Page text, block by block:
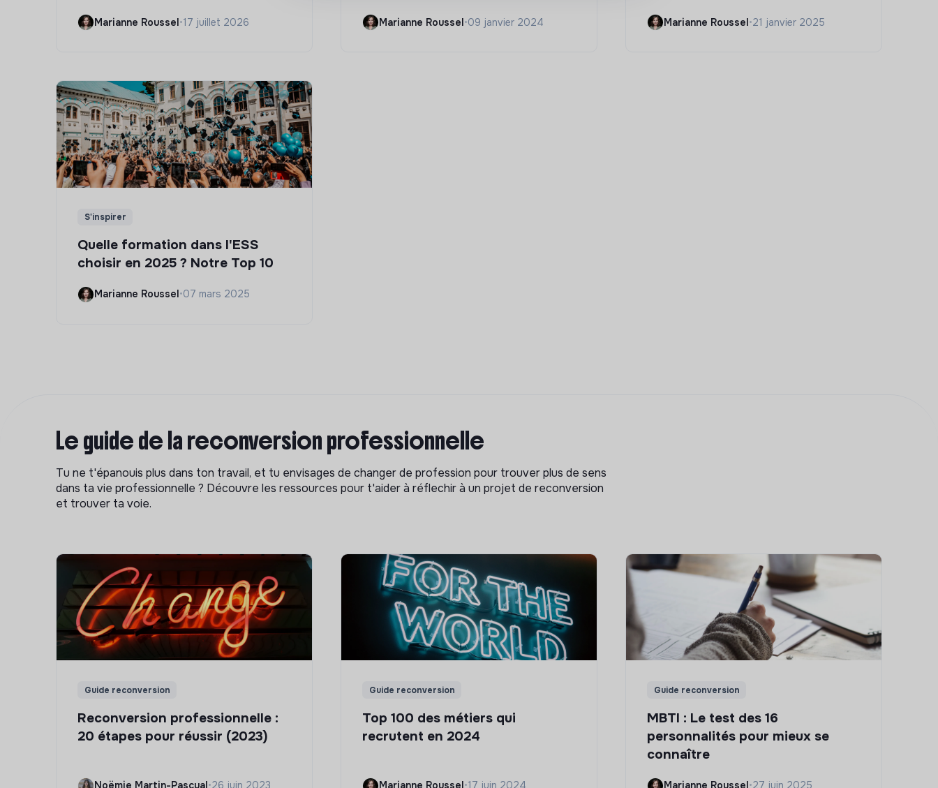
Marianne Roussel•17 juillet 2026 Marianne Roussel•09 janvier 2024 Marianne Roussel•21 janvier 2025
S'inspirer
Quelle formation dans l'ESS
choisir en 2025 ? Notre Top 10
Marianne Roussel •07 mars 2025
Le guide de la reconversion professionnelle
Tu ne t'épanouis plus dans ton travail, et tu envisages de changer de profession pour trouver plus de sens
dans ta vie professionnelle ? Découvre les ressources pour t'aider à réflechir à un projet de reconversion
et trouver ta voie.
Guide reconversion
Reconversion professionnelle :
20 étapes pour réussir (2023)
Noëmie Martin-Pascual•26 juin 2023
Guide reconversion
Top 100 des métiers qui
recrutent en 2024
Marianne Roussel•17 juin 2024
Guide reconversion
MBTI : Le test des 16
personnalités pour mieux se
connaître
Marianne Roussel•27 juin 2025